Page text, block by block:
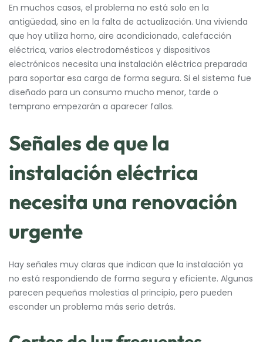
En muchos casos, el problema no está solo en la
antigüedad, sino en la falta de actualización. Una vivienda
que hoy utiliza horno, aire acondicionado, calefacción
eléctrica, varios electrodomésticos y dispositivos
electrónicos necesita una instalación eléctrica preparada
para soportar esa carga de forma segura. Si el sistema fue
diseñado para un consumo mucho menor, tarde o
temprano empezarán a aparecer fallos.
Señales de que la
instalación eléctrica
necesita una renovación
urgente
Hay señales muy claras que indican que la instalación ya
no está respondiendo de forma segura y eficiente. Algunas
parecen pequeñas molestias al principio, pero pueden
esconder un problema más serio detrás.